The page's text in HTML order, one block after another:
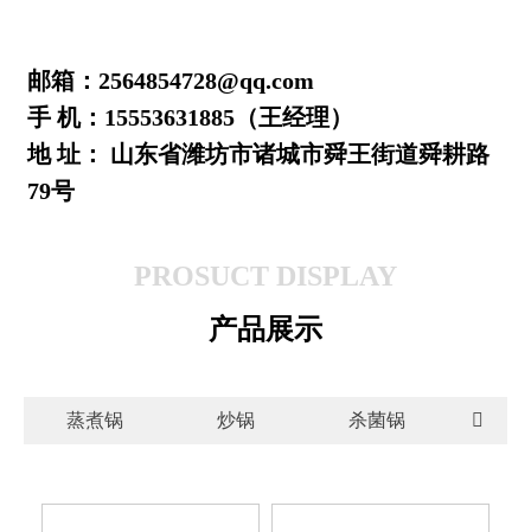
邮箱：2564854728@qq.com
手 机：15553631885（王经理）
地 址： 山东省潍坊市诸城市舜王街道舜耕路
79号
PROSUCT DISPLAY
产品展示
蒸煮锅 炒锅 杀菌锅 